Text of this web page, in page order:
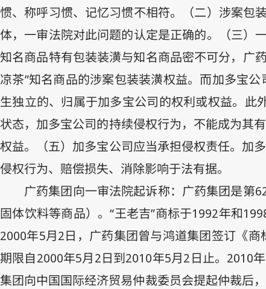
惯、称呼习惯、记忆习惯不相符。（二）涉案包
体，一审法院对此问题的认定是正确的。（三）
知名商品特有包装装潢与知名商品密不可分，广
凉茶”知名商品的涉案包装装潢权益。而加多宝
生独立的、归属于加多宝公司的权利或权益。此
状态，加多宝公司的持续侵权行为，不能成为其
权益。（五）加多宝公司应当承担侵权责任。加
侵权行为、赔偿损失、消除影响于法有据。
广药集团向一审法院起诉称：广药集团是第
固体饮料等商品）。“王老吉”商标于1992年和
2000年5月2日 ，广药集团曾与鸿道集团签订《
期限自2000年5月2日到2010年5月2日止。 2010年
集团向中国国际经济贸易仲裁委员会提起仲裁后